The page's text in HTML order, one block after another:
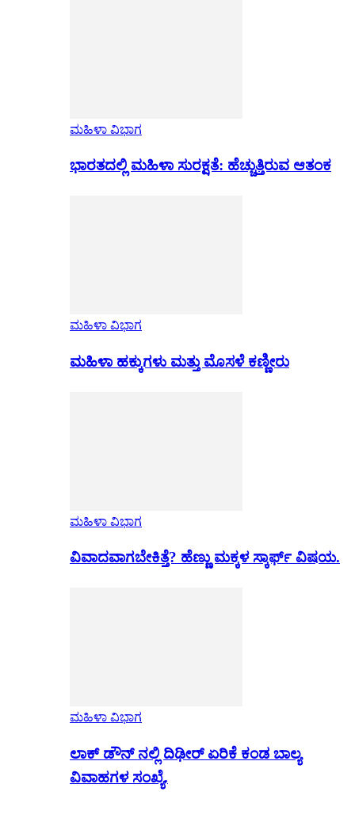
ಮಹಿಳಾ ವಿಭಾಗ
ಭಾರತದಲ್ಲಿ ಮಹಿಳಾ ಸುರಕ್ಷತೆ: ಹೆಚ್ಚುತ್ತಿರುವ ಆತಂಕ
ಮಹಿಳಾ ವಿಭಾಗ
ಮಹಿಳಾ ಹಕ್ಕುಗಳು ಮತ್ತು ಮೊಸಳೆ ಕಣ್ಣೀರು
ಮಹಿಳಾ ವಿಭಾಗ
ವಿವಾದವಾಗಬೇಕಿತ್ತೆ? ಹೆಣ್ಣು ಮಕ್ಕಳ ಸ್ಕಾರ್ಫ್ ವಿಷಯ.
ಮಹಿಳಾ ವಿಭಾಗ
ಲಾಕ್ ಡೌನ್ ನಲ್ಲಿ ದಿಢೀರ್ ಏರಿಕೆ ಕಂಡ ಬಾಲ್ಯ
ವಿವಾಹಗಳ ಸಂಖ್ಯೆ.